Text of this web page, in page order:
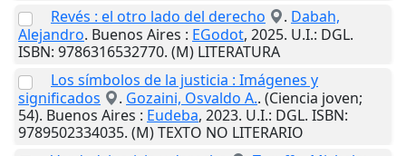
Revés : el otro lado del derecho
. Dabah,
Alejandro. Buenos Aires : EGodot, 2025. U.I.: DGL.
ISBN: 9786316532770. (M) LITERATURA
Los símbolos de la justicia : Imágenes y
significados
. Gozaini, Osvaldo A.. (Ciencia joven;
54). Buenos Aires : Eudeba, 2023. U.I.: DGL. ISBN:
9789502334035. (M) TEXTO NO LITERARIO